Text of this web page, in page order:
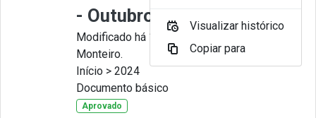
- Outubro.
Modificado há 11 Meses por Juliana
Monteiro.
Início > 2024
Documento básico
Aprovado
Visualizar histórico
Copiar para